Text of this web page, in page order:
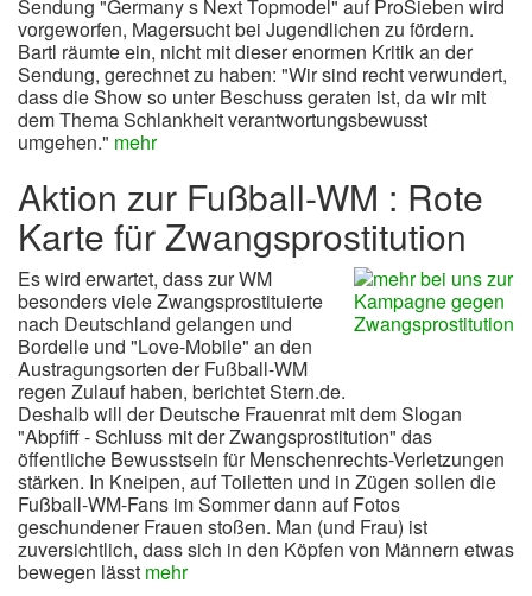
Sendung "Germany s Next Topmodel" auf ProSieben wird
vorgeworfen, Magersucht bei Jugendlichen zu fördern.
Bartl räumte ein, nicht mit dieser enormen Kritik an der
Sendung, gerechnet zu haben: "Wir sind recht verwundert,
dass die Show so unter Beschuss geraten ist, da wir mit
dem Thema Schlankheit verantwortungsbewusst
umgehen." mehr
Aktion zur Fußball-WM : Rote
Karte für Zwangsprostitution
Es wird erwartet, dass zur WM
besonders viele Zwangsprostituierte
nach Deutschland gelangen und
Bordelle und "Love-Mobile" an den
Austragungsorten der Fußball-WM
regen Zulauf haben, berichtet Stern.de.
Deshalb will der Deutsche Frauenrat mit dem Slogan
"Abpfiff - Schluss mit der Zwangsprostitution" das
öffentliche Bewusstsein für Menschenrechts-Verletzungen
stärken. In Kneipen, auf Toiletten und in Zügen sollen die
Fußball-WM-Fans im Sommer dann auf Fotos
geschundener Frauen stoßen. Man (und Frau) ist
zuversichtlich, dass sich in den Köpfen von Männern etwas
bewegen lässt mehr